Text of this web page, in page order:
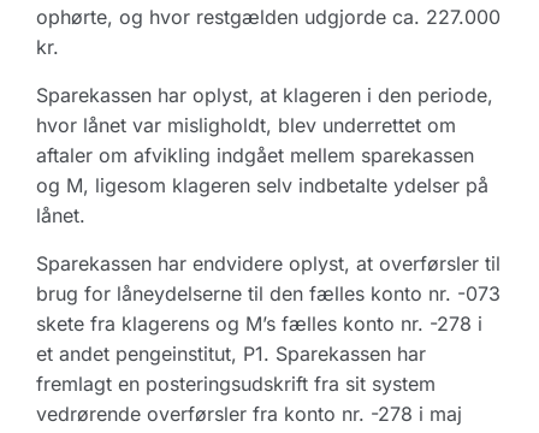
ophørte, og hvor restgælden udgjorde ca. 227.000
kr.
Sparekassen har oplyst, at klageren i den periode,
hvor lånet var misligholdt, blev underrettet om
aftaler om afvikling indgået mellem sparekassen
og M, ligesom klageren selv indbetalte ydelser på
lånet.
Sparekassen har endvidere oplyst, at overførsler til
brug for låneydelserne til den fælles konto nr. -073
skete fra klagerens og M’s fælles konto nr. -278 i
et andet pengeinstitut, P1. Sparekassen har
fremlagt en posteringsudskrift fra sit system
vedrørende overførsler fra konto nr. -278 i maj